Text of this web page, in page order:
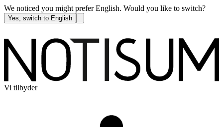
We noticed you might prefer English. Would you like to switch?
Yes, switch to English
Vi tilbyder